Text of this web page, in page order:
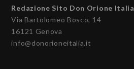
Redazione Sito Don Orione Italia
Via Bartolomeo Bosco, 14
16121 Genova
info@donorioneitalia.it